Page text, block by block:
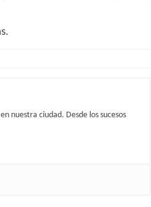
nuestra ciudad. Desde los sucesos